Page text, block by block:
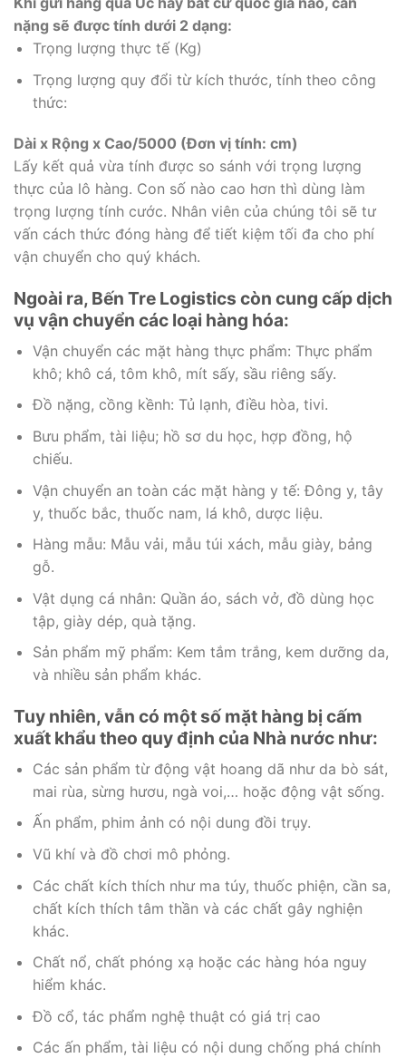
nặng sẽ được tính dưới 2 dạng:
Trọng lượng thực tế (Kg)
Trọng lượng quy đổi từ kích thước, tính theo công
thức:
Dài x Rộng x Cao/5000 (Đơn vị tính: cm)
Lấy kết quả vừa tính được so sánh với trọng lượng
thực của lô hàng. Con số nào cao hơn thì dùng làm
trọng lượng tính cước. Nhân viên của chúng tôi sẽ tư
vấn cách thức đóng hàng để tiết kiệm tối đa cho phí
vận chuyển cho quý khách.
Ngoài ra, Bến Tre Logistics còn cung cấp dịch
vụ vận chuyển các loại hàng hóa:
Vận chuyển các mặt hàng thực phẩm: Thực phẩm
khô; khô cá, tôm khô, mít sấy, sầu riêng sấy.
Đồ nặng, cồng kềnh: Tủ lạnh, điều hòa, tivi.
Bưu phẩm, tài liệu; hồ sơ du học, hợp đồng, hộ
chiếu.
Vận chuyển an toàn các mặt hàng y tế: Đông y, tây
y, thuốc bắc, thuốc nam, lá khô, dược liệu.
Hàng mẫu: Mẫu vải, mẫu túi xách, mẫu giày, bảng
gỗ.
Vật dụng cá nhân: Quần áo, sách vở, đồ dùng học
tập, giày dép, quà tặng.
Sản phẩm mỹ phẩm: Kem tắm trắng, kem dưỡng da,
và nhiều sản phẩm khác.
Tuy nhiên, vẫn có một số mặt hàng bị cấm
xuất khẩu theo quy định của Nhà nước như:
Các sản phẩm từ động vật hoang dã như da bò sát,
mai rùa, sừng hươu, ngà voi,… hoặc động vật sống.
Ấn phẩm, phim ảnh có nội dung đồi trụy.
Vũ khí và đồ chơi mô phỏng.
Các chất kích thích như ma túy, thuốc phiện, cần sa,
chất kích thích tâm thần và các chất gây nghiện
khác.
Chất nổ, chất phóng xạ hoặc các hàng hóa nguy
hiểm khác.
Đồ cổ, tác phẩm nghệ thuật có giá trị cao
Các ấn phẩm, tài liệu có nội dung chống phá chính